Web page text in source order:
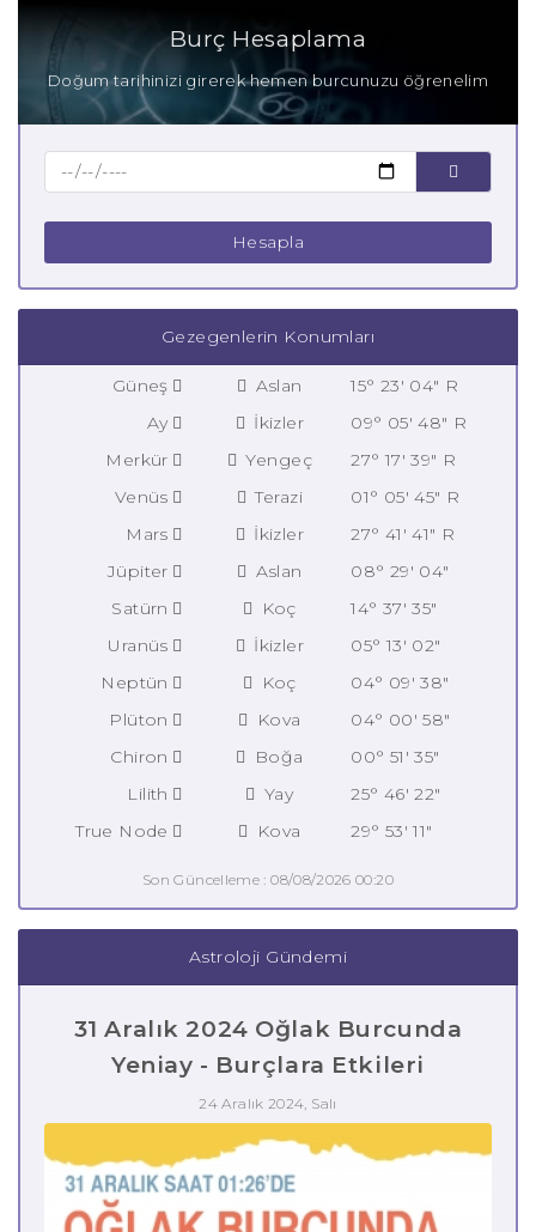
Burç Hesaplama
Doğum tarihinizi girerek hemen burcunuzu öğrenelim
Hesapla
Gezegenlerin Konumları
Güneş Aslan
15° 23' 04" R
Ay
İkizler
09° 05' 48" R
Merkür
Yengeç
27° 17' 39" R
Venüs
Terazi
01° 05' 45" R
Mars
İkizler
27° 41' 41" R
Jüpiter
Aslan
08° 29' 04"
Satürn
Koç
14° 37' 35"
Uranüs
İkizler
05° 13' 02"
Neptün
Koç
04° 09' 38"
Plüton
Kova
04° 00' 58"
Chiron
Boğa
00° 51' 35"
Lilith
Yay
25° 46' 22"
True Node
Kova 29° 53' 11"
Son Güncelleme : 08/08/2026 00:20
Astroloji Gündemi
31 Aralık 2024 Oğlak Burcunda
Yeniay - Burçlara Etkileri
24 Aralık 2024, Salı